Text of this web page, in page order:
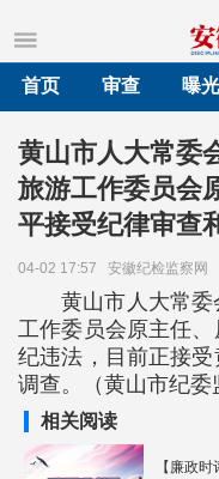
首页
审查 曝光
黄山市人大常委
旅游工作委员会
平接受纪律审查
04-02 17:57 安徽纪检监察网
黄山市人大常
工作委员会原主任
纪违法，目前正接
调查。（黄山市纪委
相关阅读
【廉政